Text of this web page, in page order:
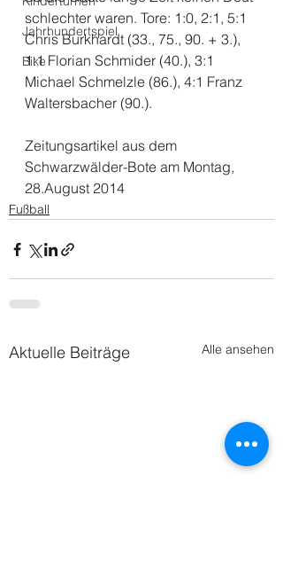
Jahrhundertspiel
Bike
schlechter waren. Tore: 1:0, 2:1, 5:1
Chris Burkhardt (33., 75., 90. + 3.),
1:1 Florian Schmider (40.), 3:1
Michael Schmelzle (86.), 4:1 Franz
Waltersbacher (90.).
Zeitungsartikel aus dem
Schwarzwälder-Bote am Montag,
28.August 2014
Fußball
Aktuelle Beiträge Alle ansehen